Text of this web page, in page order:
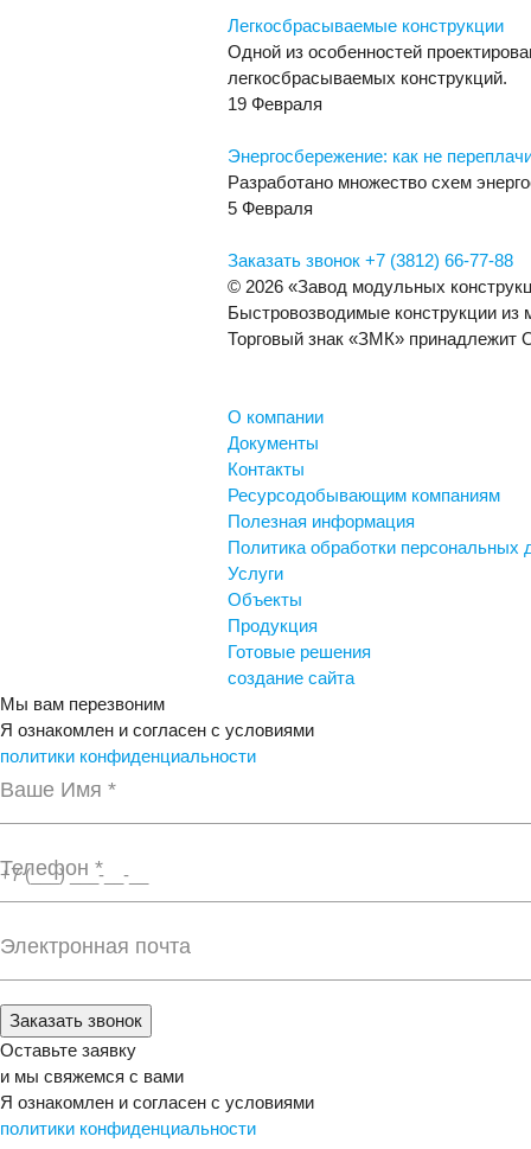
Легкосбрасываемые конструкции
Одной из особенностей
легкосбрасываемых конструкций.
19 Февраля
Энергосбережение: как не
Разработано множество схем
5 Февраля
Заказать звонок +7 (3812) 66-77-88
© 2026 «Завод модульных
Быстровозводимые конструкции из
Торговый знак «ЗМК»
О компании
Документы
Контакты
Ресурсодобывающим компаниям
Полезная информация
Политика обработки персональных
Услуги
Объекты
Продукция
Готовые решения
создание сайта
Мы вам перезвоним
Я ознакомлен и согласен с условиями
политики конфиденциальности
Ваше Имя *
Телефон *
Электронная почта
Заказать звонок
Оставьте заявку
и мы свяжемся с вами
Я ознакомлен и согласен с условиями
политики конфиденциальности